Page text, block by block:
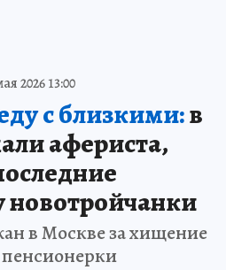
2026 13:00
с близкими:в
афериста,
новотройчанки
в Москве за хищение
пенсионерки